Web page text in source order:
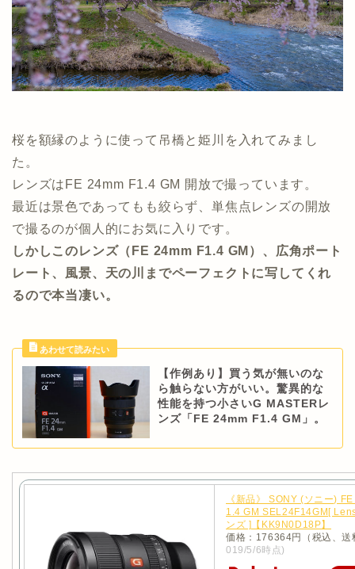
桜を額縁のように使って吊橋と姫川を入れてみまし
た。
レンズはFE 24mm F1.4 GM 開放で撮っています。
最近は景色であってもも絞らず、単焦点レンズの開放
で撮るのが個人的にお気に入りです。
しかしこのレンズ（FE 24mm F1.4 GM）、広角ポート
レート、風景、天の川までペーフェクトに写してくれ
るので本当凄い。
【作例あり】買う気が無いのな
ら触らない方がいい。驚異的な
性能を持つ小さいG MASTERレ
ンズ「FE 24mm F1.4 GM」。
《新品》 SONY (ソニー)
1.4 GM SEL24F14GM[
ンズ ]【KK9N0D18P】
価格：176364円（税込、
019/5/6時点)